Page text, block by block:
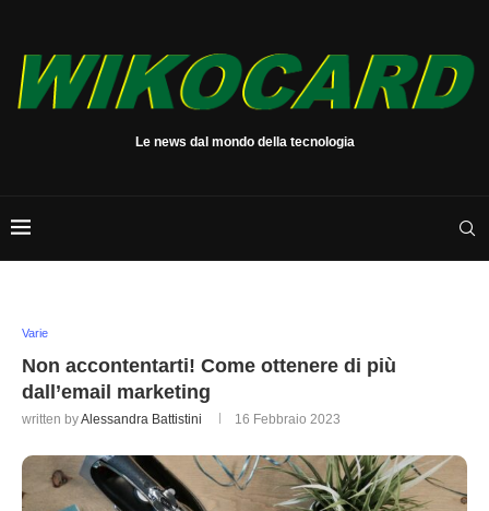
Le news dal mondo della tecnologia
Varie
Non accontentarti! Come ottenere di più
dall’email marketing
written byAlessandra Battistini 16 Febbraio 2023